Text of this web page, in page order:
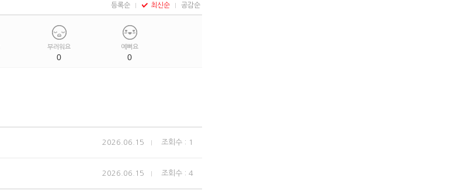
등록순 최신순 공감순
부러워요
0
예뻐요
0
2026.06.15 조회수 : 1
2026.06.15 조회수 : 4